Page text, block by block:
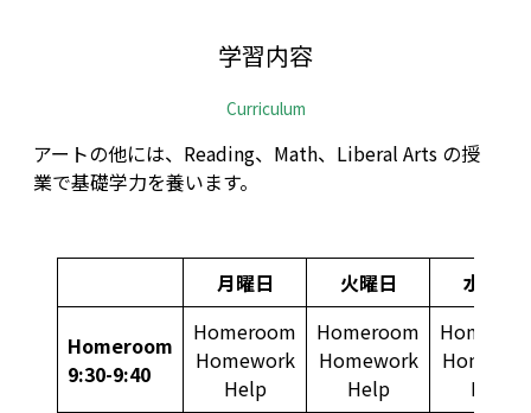
学習内容
Curriculum
アートの他には、Reading、Math、Liberal Arts の授
業で基礎学力を養います。
月曜日 火曜日 水曜日
Homeroom
9:30-9:40
Homeroom
Homework
Help
Homeroom
Homework
Help
Help